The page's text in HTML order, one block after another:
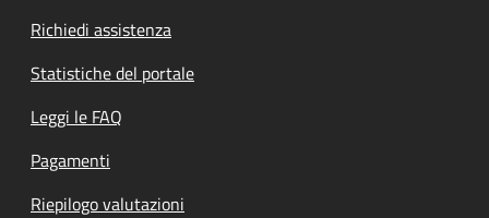
Richiedi assistenza
Statistiche del portale
Leggi le FAQ
Pagamenti
Riepilogo valutazioni